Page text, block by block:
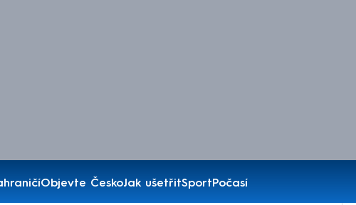
Objevte ČeskoJak ušetřitSportPočasí